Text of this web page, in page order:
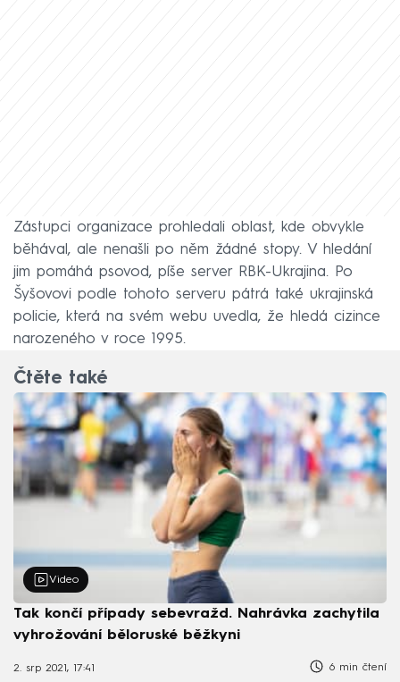
Zástupci organizace prohledali oblast, kde obvykle
běhával, ale nenašli po něm žádné stopy. V hledání
jim pomáhá psovod, píše server RBK-Ukrajina. Po
Šyšovovi podle tohoto serveru pátrá také ukrajinská
policie, která na svém webu uvedla, že hledá cizince
narozeného v roce 1995.
Čtěte také
Video
Tak končí případy sebevražd. Nahrávka zachytila
vyhrožování běloruské běžkyni
2. srp 2021, 17:41 6 min čtení